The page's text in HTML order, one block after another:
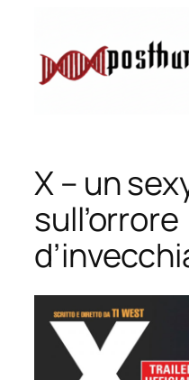
contenuto
X – un
sull’orrore